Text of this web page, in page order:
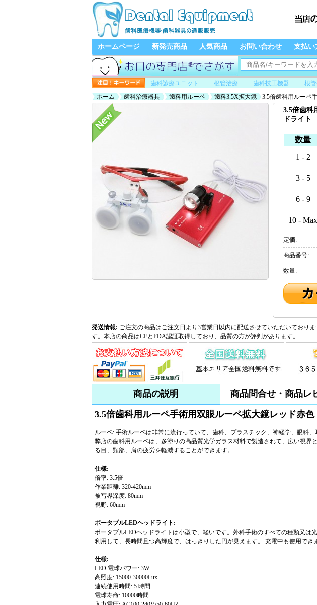
ホームページ 新発売商品 人気商品 お問い合わせ 支払い
歯科診療ユニット 根管治療 歯科技工機器 根
ホーム
歯科治療器具 歯科用ルーペ 歯科3.5X拡大鏡 3.5倍歯科用ルーペ
3.5倍歯科
ドライト
数量
1 - 2
3 - 5
6 - 9
10 - Max
定価:
商品番号:
数量:
発送情報: ご注文の商品はご注文日より3営業日以内に配送させていただいており
す。本店の商品はCEとFDA認証取得しており、品質の方が評判があります。
商品の説明 商品問合せ・商品レ
3.5倍歯科用ルーペ手術用双眼ルーペ拡大鏡レッド赤色
ルーペ: 手術ルーペは非常に流行っていて、歯科、プラスチック、神経学、眼科
弊店の歯科用ルーペは、多塗りの高品質光学ガラス材料で製造されて、広い視界
る目、頸部、肩の疲労を軽減することができます。
仕様:
倍率: 3.5倍
作業距離: 320-420mm
被写界深度: 80mm
視野: 60mm
ポータブルLEDヘッドライト:
ポータブルLEDヘッドライトは小型で、軽いです。外科手術のすべての種類又は
利用して、長時間且つ高輝度で、はっきりした円が見えます。 充電中も使用でき
仕様:
LED 電球パワー: 3W
高照度: 15000-30000Lux
連続使用時間: 5 時間
電球寿命: 10000時間